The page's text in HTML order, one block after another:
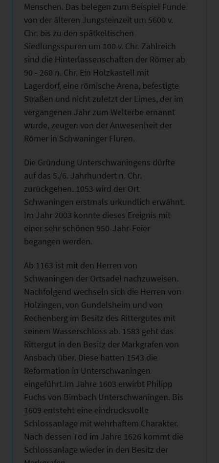
Menschen. Das belegen zum Beispiel Funde
von der älteren Jungsteinzeit um 5600 v.
Chr. bis zu den spätkeltischen
Siedlungsspuren um 100 v. Chr. Zahlreich
sind die Hinterlassenschaften der Römer ab
90 - 260 n. Chr. Ein Holzkastell mit
Lagerdorf, eine römische Arena, befestigte
Straßen und nicht zuletzt der Limes, der im
vergangenen Jahr zum Welterbe ernannt
wurde, zeugen von der Anwesenheit der
Römer in Schwaninger Fluren.
Die Gründung Unterschwaningens dürfte
auf das 5./6. Jahrhundert n. Chr.
zurückgehen. 1053 wird der Ort
Schwaningen erstmals urkundlich erwähnt.
Im Jahr 2003 konnte dieses Ereignis mit
einer sehr schönen 950-Jahr-Feier
begangen werden.
Ab 1163 ist mit den Herren von
Schwaningen der Ortsadel nachzuweisen.
Nachfolgend wechseln sich die Herren von
Holzingen, von Gundelsheim und von
Rechenberg im Besitz des Rittergutes mit
seinem Wasserschloss ab. 1583 geht das
Rittergut in den Besitz der Markgrafen von
Ansbach über. Diese hatten 1543 die
Reformation in Unterschwaningen
eingeführt.Im Jahre 1603 erwirbt Philipp
Fuchs von Bimbach Unterschwaningen. Bis
1609 entsteht eine eindrucksvolle
Schlossanlage mit wehrhaftem Charakter.
Nach dessen Tod im Jahre 1626 kommt die
Schlossanlage wieder in den Besitz der